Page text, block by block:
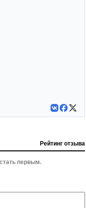
Рейтинг отзыва
первым.